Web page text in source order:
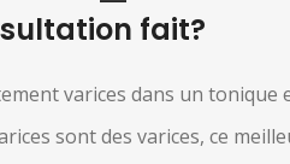
fait?
varices dans un
sont des varices, ce